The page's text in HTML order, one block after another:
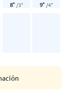
8° /3° 9° /4°